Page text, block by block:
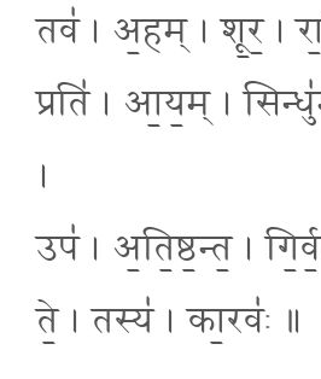
तव॑ । अ॒हम् । शू॒र॒ ।
प्रति॑ । आ॒य॒म् ।
।
उप॑ । अ॒ति॒ष्ठ॒न्त॒ ।
ते॒ । तस्य॑ । का॒रवः॑ ॥